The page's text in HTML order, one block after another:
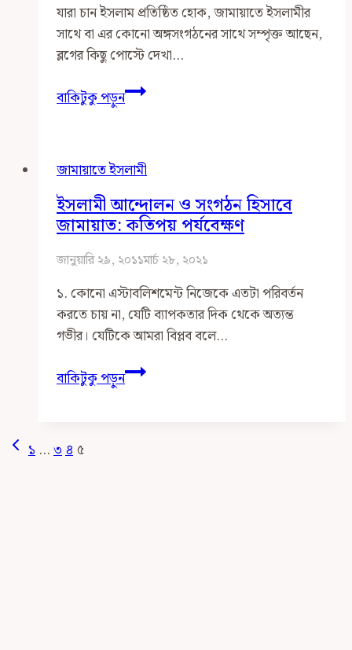
যারা চান ইসলাম প্রতিষ্ঠিত হোক, জামায়াতে ইসলামীর
সাথে বা এর কোনো অঙ্গসংগঠনের সাথে সম্পৃক্ত আছেন,
ব্লগের কিছু পোস্টে দেখা…
বাকিটুকু পড়ুনঅতঃপর
কী
জামায়াতে ইসলামী
ইসলামী আন্দোলন ও সংগঠন হিসাবে
জামায়াত: কতিপয় পর্যবেক্ষণ
জানুয়ারি ২৯, ২০১১মার্চ ২৮, ২০২১
১. কোনো এস্টাবলিশমেন্ট নিজেকে এতটা পরিবর্তন
করতে চায় না, যেটি ব্যাপকতার দিক থেকে অত্যন্ত
গভীর। যেটিকে আমরা বিপ্লব বলে…
বাকিটুকু পড়ুনইসলামী
আন্দোলন
Page
Previous
১ …৩৪৫